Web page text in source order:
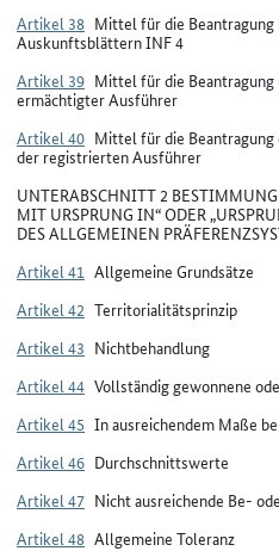
Artikel 38 Mittel für die
Auskunftsblättern INF 4
Artikel 39 Mittel für die Beantragung
ermächtigter Ausführer
Artikel 40 Mittel für die Beantragung
der registrierten Ausführer
UNTERABSCHNITT 2 BESTIMMUNG
MIT URSPRUNG IN“ ODER
DES ALLGEMEINEN
Artikel 41 Allgemeine Grundsätze
Artikel 42 Territorialitätsprinzip
Artikel 43 Nichtbehandlung
Artikel 44 Vollständig gewonnene
Artikel 45 In ausreichendem Maße
Artikel 46 Durchschnittswerte
Artikel 47 Nicht ausreichende Be-
Artikel 48 Allgemeine Toleranz